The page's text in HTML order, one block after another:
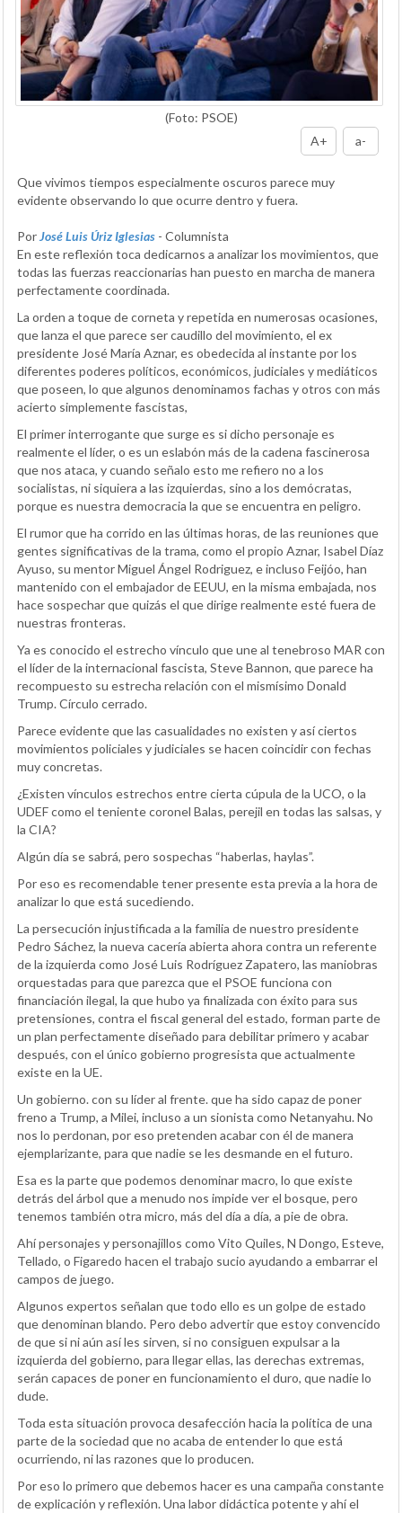
(Foto: PSOE)
A+
a-
Que vivimos tiempos especialmente oscuros parece muy
evidente observando lo que ocurre dentro y fuera.
PorJosé Luis Úriz Iglesias - Columnista
En este reflexión toca dedicarnos a analizar los movimientos, que
todas las fuerzas reaccionarias han puesto en marcha de manera
perfectamente coordinada.
La orden a toque de corneta y repetida en numerosas ocasiones,
que lanza el que parece ser caudillo del movimiento, el ex
presidente José María Aznar, es obedecida al instante por los
diferentes poderes políticos, económicos, judiciales y mediáticos
que poseen, lo que algunos denominamos fachas y otros con más
acierto simplemente fascistas,
El primer interrogante que surge es si dicho personaje es
realmente el líder, o es un eslabón más de la cadena fascinerosa
que nos ataca, y cuando señalo esto me refiero no a los
socialistas, ni siquiera a las izquierdas, sino a los demócratas,
porque es nuestra democracia la que se encuentra en peligro.
El rumor que ha corrido en las últimas horas, de las reuniones que
gentes significativas de la trama, como el propio Aznar, Isabel Díaz
Ayuso, su mentor Miguel Ángel Rodriguez, e incluso Feijóo, han
mantenido con el embajador de EEUU, en la misma embajada, nos
hace sospechar que quizás el que dirige realmente esté fuera de
nuestras fronteras.
Ya es conocido el estrecho vínculo que une al tenebroso MAR con
el líder de la internacional fascista, Steve Bannon, que parece ha
recompuesto su estrecha relación con el mismísimo Donald
Trump. Círculo cerrado.
Parece evidente que las casualidades no existen y así ciertos
movimientos policiales y judiciales se hacen coincidir con fechas
muy concretas.
¿Existen vínculos estrechos entre cierta cúpula de la UCO, o la
UDEF como el teniente coronel Balas, perejil en todas las salsas, y
la CIA?
Algún día se sabrá, pero sospechas “haberlas, haylas”.
Por eso es recomendable tener presente esta previa a la hora de
analizar lo que está sucediendo.
La persecución injustificada a la familia de nuestro presidente
Pedro Sáchez, la nueva cacería abierta ahora contra un referente
de la izquierda como José Luis Rodríguez Zapatero, las maniobras
orquestadas para que parezca que el PSOE funciona con
financiación ilegal, la que hubo ya finalizada con éxito para sus
pretensiones, contra el fiscal general del estado, forman parte de
un plan perfectamente diseñado para debilitar primero y acabar
después, con el único gobierno progresista que actualmente
existe en la UE.
Un gobierno. con su líder al frente. que ha sido capaz de poner
freno a Trump, a Milei, incluso a un sionista como Netanyahu. No
nos lo perdonan, por eso pretenden acabar con él de manera
ejemplarizante, para que nadie se les desmande en el futuro.
Esa es la parte que podemos denominar macro, lo que existe
detrás del árbol que a menudo nos impide ver el bosque, pero
tenemos también otra micro, más del día a día, a pie de obra.
Ahí personajes y personajillos como Vito Quiles, N Dongo, Esteve,
Tellado, o Figaredo hacen el trabajo sucio ayudando a embarrar el
campos de juego.
Algunos expertos señalan que todo ello es un golpe de estado
que denominan blando. Pero debo advertir que estoy convencido
de que si ni aún así les sirven, si no consiguen expulsar a la
izquierda del gobierno, para llegar ellas, las derechas extremas,
serán capaces de poner en funcionamiento el duro, que nadie lo
dude.
Toda esta situación provoca desafección hacia la política de una
parte de la sociedad que no acaba de entender lo que está
ocurriendo, ni las razones que lo producen.
Por eso lo primero que debemos hacer es una campaña constante
de explicación y reflexión. Una labor didáctica potente y ahí el